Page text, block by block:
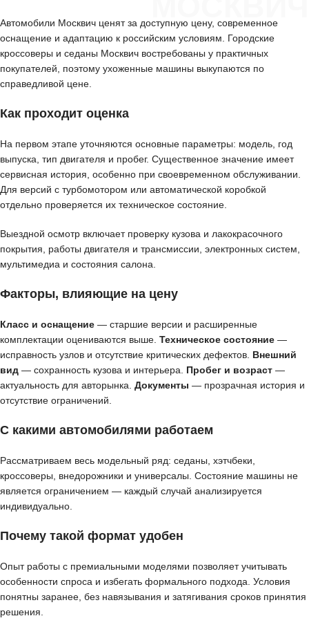
Автомобили Москвич ценят за доступную цену, современное
оснащение и адаптацию к российским условиям. Городские
кроссоверы и седаны Москвич востребованы у практичных
покупателей, поэтому ухоженные машины выкупаются по
справедливой цене.
Как проходит оценка
На первом этапе уточняются основные параметры: модель, год
выпуска, тип двигателя и пробег. Существенное значение имеет
сервисная история, особенно при своевременном обслуживании.
Для версий с турбомотором или автоматической коробкой
отдельно проверяется их техническое состояние.
Выездной осмотр включает проверку кузова и лакокрасочного
покрытия, работы двигателя и трансмиссии, электронных систем,
мультимедиа и состояния салона.
Факторы, влияющие на цену
Класс и оснащение — старшие версии и расширенные
комплектации оцениваются выше. Техническое состояние —
исправность узлов и отсутствие критических дефектов. Внешний
вид — сохранность кузова и интерьера. Пробег и возраст —
актуальность для авторынка. Документы — прозрачная история и
отсутствие ограничений.
С какими автомобилями работаем
Рассматриваем весь модельный ряд: седаны, хэтчбеки,
кроссоверы, внедорожники и универсалы. Состояние машины не
является ограничением — каждый случай анализируется
индивидуально.
Почему такой формат удобен
Опыт работы с премиальными моделями позволяет учитывать
особенности спроса и избегать формального подхода. Условия
понятны заранее, без навязывания и затягивания сроков принятия
решения.